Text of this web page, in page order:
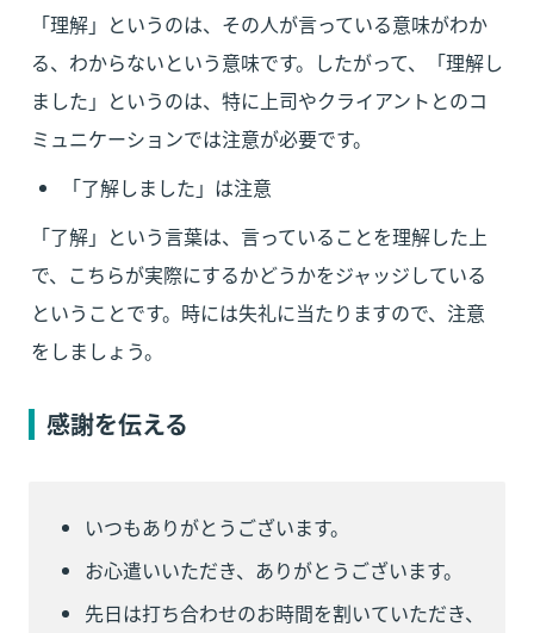
「理解」というのは、その人が言っている意味がわか
る、わからないという意味です。したがって、「理解し
ました」というのは、特に上司やクライアントとのコ
ミュニケーションでは注意が必要です。
「了解しました」は注意
「了解」という言葉は、言っていることを理解した上
で、こちらが実際にするかどうかをジャッジしている
ということです。時には失礼に当たりますので、注意
をしましょう。
感謝を伝える
いつもありがとうございます。
お心遣いいただき、ありがとうございます。
先日は打ち合わせのお時間を割いていただき、